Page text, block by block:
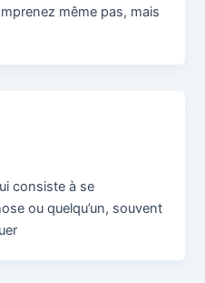
même pas, mais
consiste à se
ou quelqu’un, souvent